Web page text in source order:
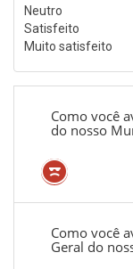
Neutro
Satisfeito
Muito satisfeito
Como você
do nosso
Como você
Geral do